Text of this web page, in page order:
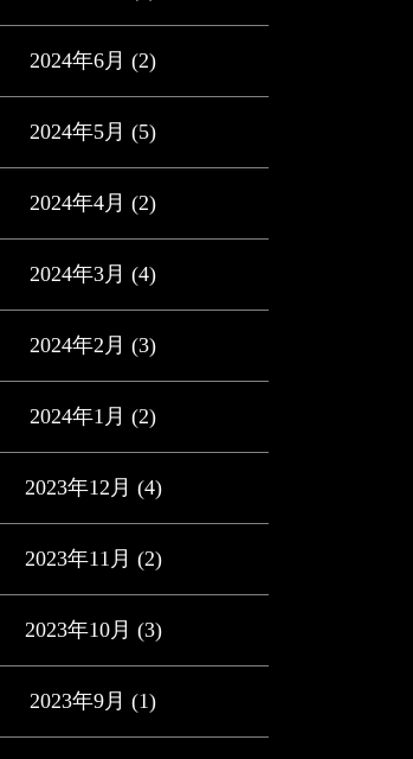
2024年6月 (2)
2024年5月 (5)
2024年4月 (2)
2024年3月 (4)
2024年2月 (3)
2024年1月 (2)
2023年12月 (4)
2023年11月 (2)
2023年10月 (3)
2023年9月 (1)